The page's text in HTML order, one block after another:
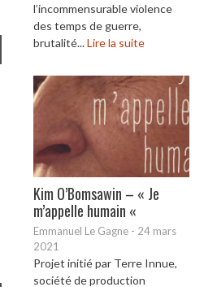
l’incommensurable violence
des temps de guerre,
brutalité...Lire la suite
Kim O’Bomsawin – « Je
m’appelle humain «
Emmanuel Le Gagne - 24 mars
2021
Projet initié par Terre Innue,
société de production